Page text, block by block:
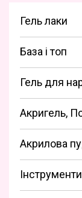
Гель лаки
База і топ
Гель для
Акригель,
Акрилова